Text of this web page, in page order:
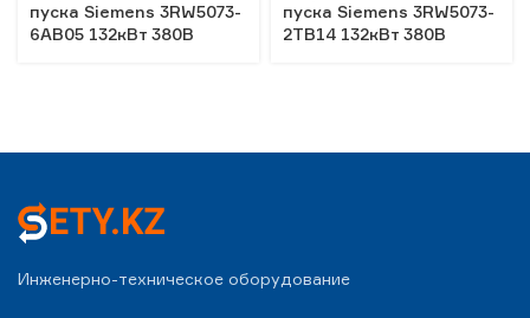
пуска Siemens 3RW5073-
6AB05 132кВт 380В
пуска Siemens 3RW5073-
2TB14 132кВт 380В
Инженерно-техническое оборудование